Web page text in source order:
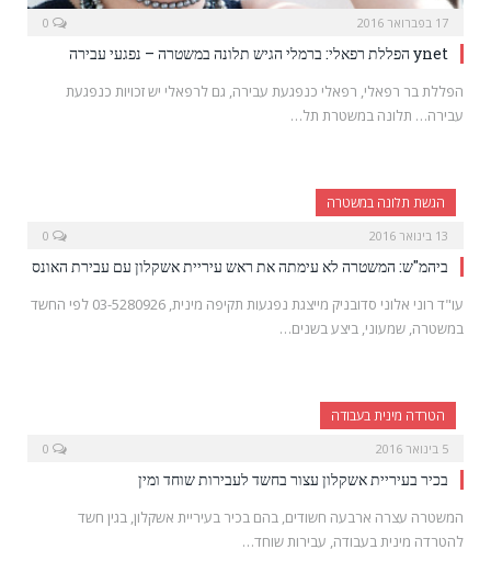
17 בפברואר 2016
ynet הפללת רפאלי: ברמלי הגיש תלונה במשטרה – נפגעי עבירה
הפללת בר רפאלי, רפאלי כנפגעת עבירה, גם לרפאלי יש זכויות כנפגעת
עבירה… תלונה במשטרת תל…
הגשת תלונה במשטרה
13 בינואר 2016
ביהמ"ש: המשטרה לא עימתה את ראש עיריית אשקלון עם עבירת האונס
עו"ד רוני אלוני סדובניק מייצגת נפגעות תקיפה מינית, 03-5280926 לפי החשד
במשטרה, שמעוני, ביצע בשנים…
הטרדה מינית בעבודה
5 בינואר 2016
בכיר בעיריית אשקלון עצור בחשד לעבירות שוחד ומין
המשטרה עצרה ארבעה חשודים, בהם בכיר בעיריית אשקלון, בגין חשד
להטרדה מינית בעבודה, עבירות שוחד…